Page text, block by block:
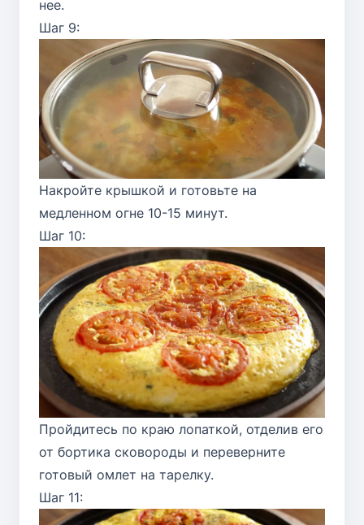
нее.
Шаг 9:
Накройте крышкой и готовьте на
медленном огне 10-15 минут.
Шаг 10:
Пройдитесь по краю лопаткой, отделив его
от бортика сковороды и переверните
готовый омлет на тарелку.
Шаг 11: